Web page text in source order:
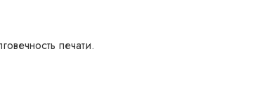
печати.